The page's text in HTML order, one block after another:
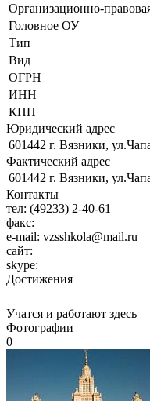
Организационно-
Головное ОУ
Тип
Вид
ОГРН
ИНН
КПП
Юридический адрес
601442 г. Вязники,
Фактический адрес
601442 г. Вязники,
Контакты
тел: (49233) 2-40-61
факс:
e-mail: vzsshkola@mail.ru
сайт:
skype:
Достижения
Учатся и работают здесь
Фотографии
0